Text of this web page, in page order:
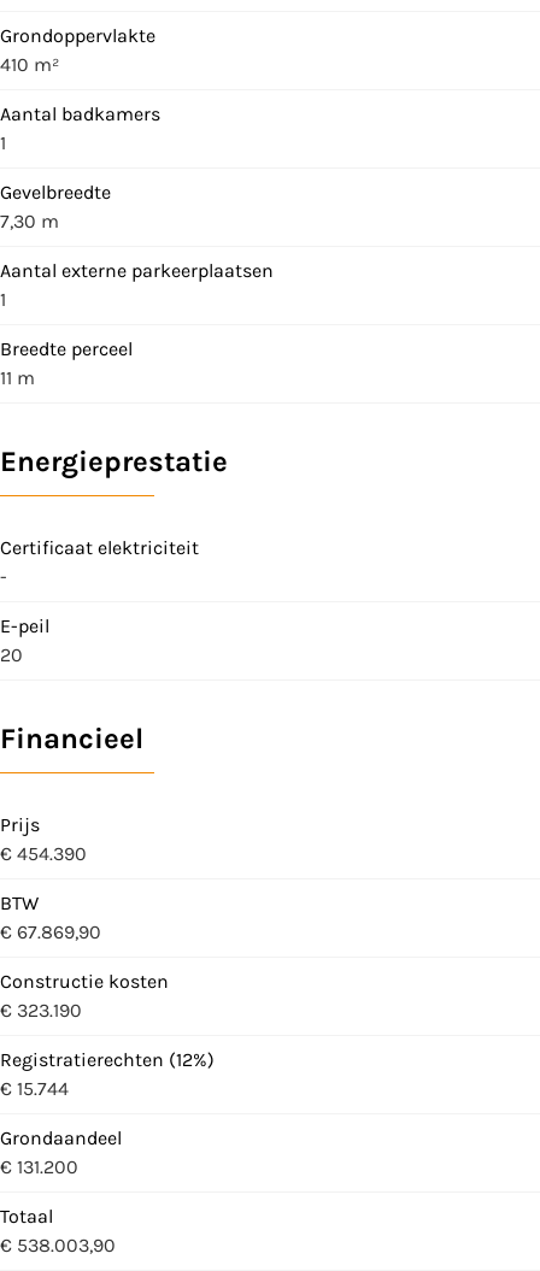
Grondoppervlakte
410 m²
Aantal badkamers
1
Gevelbreedte
7,30 m
Aantal externe parkeerplaatsen
1
Breedte perceel
11 m
Energieprestatie
Certificaat elektriciteit
-
E-peil
20
Financieel
Prijs
€ 454.390
BTW
€ 67.869,90
Constructie kosten
€ 323.190
Registratierechten (12%)
€ 15.744
Grondaandeel
€ 131.200
Totaal
€ 538.003,90